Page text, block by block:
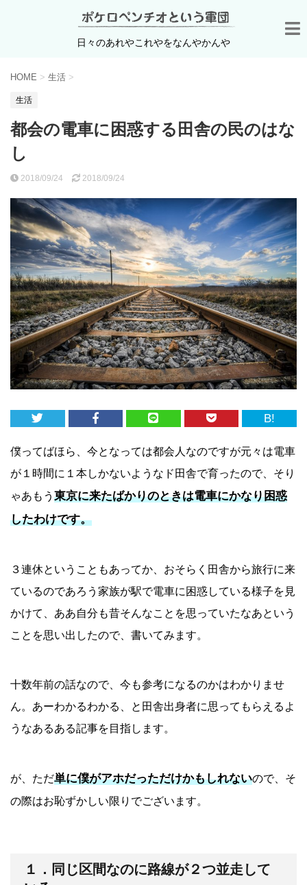
日々のあれやこれやをなんやかんや
HOME > 生活 >
生活
都会の電車に困惑する田舎の民のはな
し
2018/09/24 2018/09/24
B!
僕ってばほら、今となっては都会人なのですが元々は電車
が１時間に１本しかないようなド田舎で育ったので、そり
ゃあもう 東京に来たばかりのときは電車にかなり困惑
したわけです。
３連休ということもあってか、おそらく田舎から旅行に来
ているのであろう家族が駅で電車に困惑している様子を見
かけて、ああ自分も昔そんなことを思っていたなあという
ことを思い出したので、書いてみます。
十数年前の話なので、今も参考になるのかはわかりませ
ん。あーわかるわかる、と田舎出身者に思ってもらえるよ
うなあるある記事を目指します。
が、ただ単に僕がアホだっただけかもしれないので、そ
の際はお恥ずかしい限りでございます。
１．同じ区間なのに路線が２つ並走して